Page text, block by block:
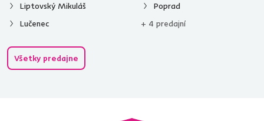
Liptovský Mikuláš
Lučenec
Poprad
+ 4 predajní
Všetky predajne